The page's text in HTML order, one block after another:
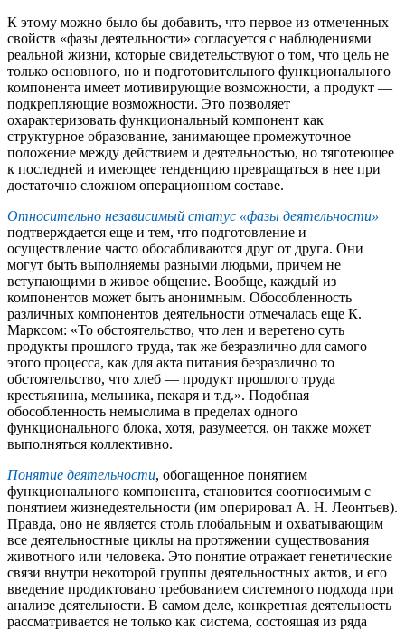
К этому можно было бы добавить, что первое из отмеченных
свойств «фазы деятельности» согласуется с наблюдениями
реальной жизни, которые свидетельствуют о том, что цель не
только основного, но и подготовительного функционального
компонента имеет мотивирующие возможности, а продукт —
подкрепляющие возможности. Это позволяет
охарактеризовать функциональный компонент как
структурное образование, занимающее промежуточное
положение между действием и деятельностью, но тяготеющее
к последней и имеющее тенденцию превращаться в нее при
достаточно сложном операционном составе.
Относительно независимый статус «фазы деятельности»
подтверждается еще и тем, что подготовление и
осуществление часто обосабливаются друг от друга. Они
могут быть выполняемы разными людьми, причем не
вступающими в живое общение. Вообще, каждый из
компонентов может быть анонимным. Обособленность
различных компонентов деятельности отмечалась еще К.
Марксом: «То обстоятельство, что лен и веретено суть
продукты прошлого труда, так же безразлично для самого
этого процесса, как для акта питания безразлично то
обстоятельство, что хлеб — продукт прошлого труда
крестьянина, мельника, пекаря и т.д.». Подобная
обособленность немыслима в пределах одного
функционального блока, хотя, разумеется, он также может
выполняться коллективно.
Понятие деятельности, обогащенное понятием
функционального компонента, становится соотносимым с
понятием жизнедеятельности (им оперировал А. Н. Леонтьев).
Правда, оно не является столь глобальным и охватывающим
все деятельностные циклы на протяжении существования
животного или человека. Это понятие отражает генетические
связи внутри некоторой группы деятельностных актов, и его
введение продиктовано требованием системного подхода при
анализе деятельности. В самом деле, конкретная деятельность
рассматривается не только как система, состоящая из ряда